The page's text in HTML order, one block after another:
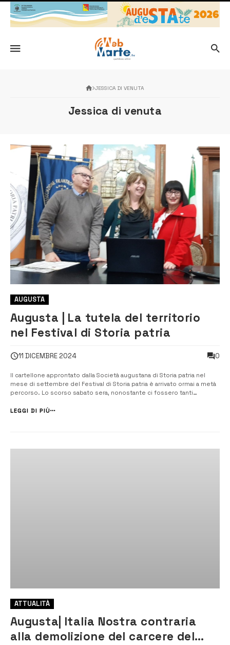
JESSICA DI VENUTA
Jessica di venuta
AUGUSTA
Augusta | La tutela del territorio
nel Festival di Storia patria
11 DICEMBRE 2024 0
Il cartellone approntato dalla Società augustana di Storia patria nel
mese di settembre del Festival di Storia patria è arrivato ormai a metà
percorso. Lo scorso sabato sera, nonostante ci fossero tanti
salone della Società Filantropica Liberale Umberto I. È stata un’int...
LEGGI DI PIÙ
ATTUALITÀ
Augusta| Italia Nostra contraria
alla demolizione del carcere del